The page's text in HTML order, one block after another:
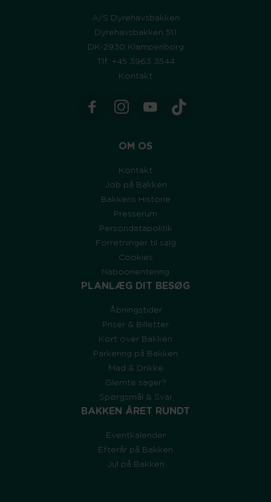
A/S Dyrehavsbakken
Dyrehavsbakken 51.1
DK-2930 Klampenborg
Tlf. +45 3963 3544
Kontakt
OM OS
Kontakt
Job på Bakken
Bakkens Historie
Presserum
Persondatapolitik
Forretninger til salg
Cookies
Naboorientering
PLANLÆG DIT BESØG
Åbningstider
Priser & Billetter
Kort over Bakken
Parkering på Bakken
Mad & Drikke
Glemte sager?
Spørgsmål & Svar
BAKKEN ÅRET RUNDT
Eventkalender
Efterår på Bakken
Jul på Bakken